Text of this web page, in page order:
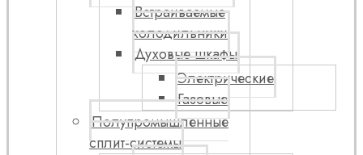
Встраиваемые
холодильники
Духовые шкафы
Электрические
Газовые
Полупромышленные
сплит-системы